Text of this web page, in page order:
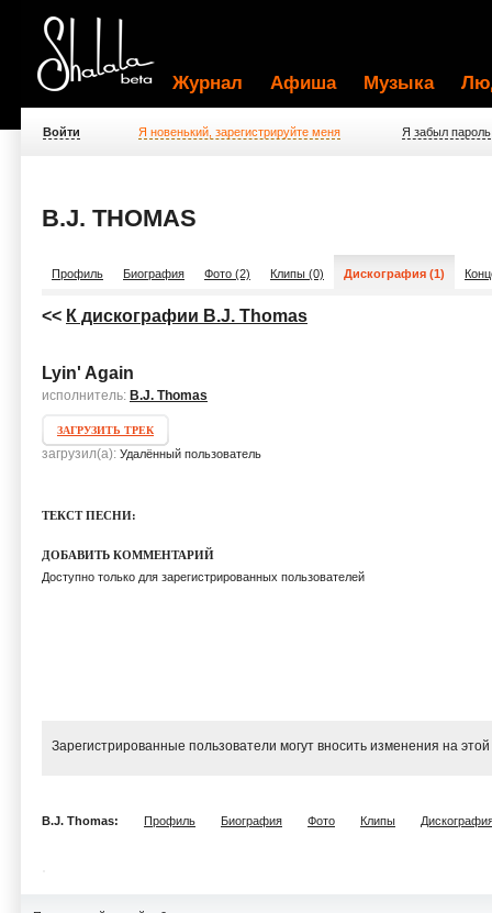
Журнал Афиша Музыка
Войти Я новенький, зарегистрируйте меня Я забыл пароль
B.J. THOMAS
Профиль Биография Фото (2) Клипы (0) Дискография (1)
<< К дискографии B.J. Thomas
Lyin' Again
исполнитель: B.J. Thomas
ЗАГРУЗИТЬ ТРЕК
загрузил(а): Удалённый пользователь
ТЕКСТ ПЕСНИ:
ДОБАВИТЬ КОММЕНТАРИЙ
Доступно только для зарегистрированных пользователей
Зарегистрированные пользователи могут вносить изменения на
B.J. Thomas: Профиль Биография Фото Клипы